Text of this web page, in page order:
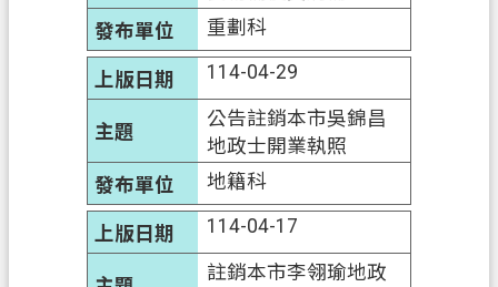
重劃科
114-04-29
公告註銷本市吳錦昌
地政士開業執照
地籍科
114-04-17
註銷本市李翎瑜地政